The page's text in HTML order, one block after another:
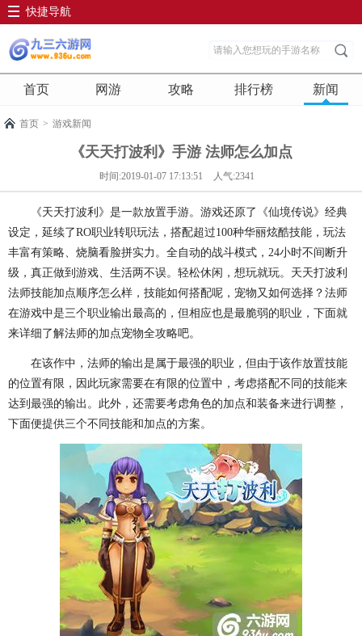
快捷导航
首页 网游 攻略 排行榜 新闻
首页 > 游戏新闻
《天天打波利》手游 法师怎么加点
时间:2019-01-07 17:13:51 人气:2341
《天天打波利》是一款放置手游。游戏还原了《仙境传说》经典
设定，延续了RO职业转职玩法，搭配超过100种华丽炫酷技能，玩法
丰富有策略、烧脑看脸拼实力。全自动的战斗模式，24小时不间断升
级，真正做到游戏、生活两不误。轻松休闲，想玩就玩。天天打波利
法师技能加点顺序怎么样，技能如何搭配呢，宠物又如何选择？法师
在游戏中是三个职业输出最高的，但相应也是最脆弱的职业，下面就
来详细了解法师的加点宠物全攻略吧。
在该作中，法师的输出是属于最强的职业，但由于该作放置技能
的位置有限，因此玩家需要在有限的位置中，考虑搭配不同的技能来
达到最强的输出。此外，还需要考虑角色的加点和装备来进行调整，
下面便提供三个不同技能和加点的方案。